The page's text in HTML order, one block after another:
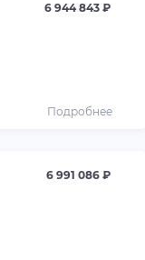
6 944 843 ₽
Подробнее
6 991 086 ₽